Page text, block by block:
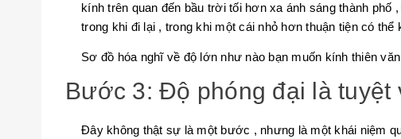
kính trên quan đến bầu trời tối hơn xa ánh sáng thành
trong khi đi lại , trong khi một cái nhỏ hơn thuận tiện có
Sơ đồ hóa nghĩ về độ lớn như nào bạn muốn kính thiên
Bước 3: Độ phóng đại là
Đây không thật sự là một bước , nhưng là một khái niệm